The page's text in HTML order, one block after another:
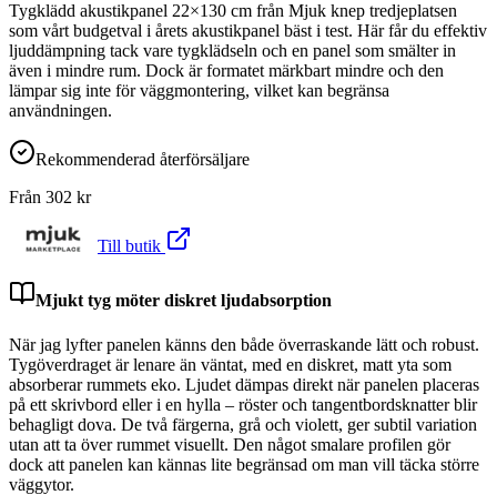
Tygklädd akustikpanel 22×130 cm från Mjuk knep tredjeplatsen
som vårt budgetval i årets akustikpanel bäst i test. Här får du effektiv
ljuddämpning tack vare tygklädseln och en panel som smälter in
även i mindre rum. Dock är formatet märkbart mindre och den
lämpar sig inte för väggmontering, vilket kan begränsa
användningen.
Rekommenderad återförsäljare
Från 302 kr
Till butik
Mjukt tyg möter diskret ljudabsorption
När jag lyfter panelen känns den både överraskande lätt och robust.
Tygöverdraget är lenare än väntat, med en diskret, matt yta som
absorberar rummets eko. Ljudet dämpas direkt när panelen placeras
på ett skrivbord eller i en hylla – röster och tangentbordsknatter blir
behagligt dova. De två färgerna, grå och violett, ger subtil variation
utan att ta över rummet visuellt. Den något smalare profilen gör
dock att panelen kan kännas lite begränsad om man vill täcka större
väggytor.